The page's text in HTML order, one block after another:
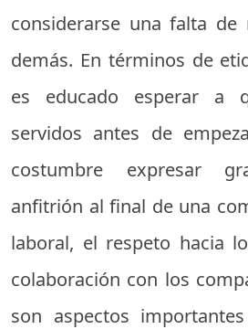
considerarse una falta de
demás. En términos de
es educado esperar a
servidos antes de
costumbre expresar
anfitrión al final de una
laboral, el respeto hacia
colaboración con los
son aspectos